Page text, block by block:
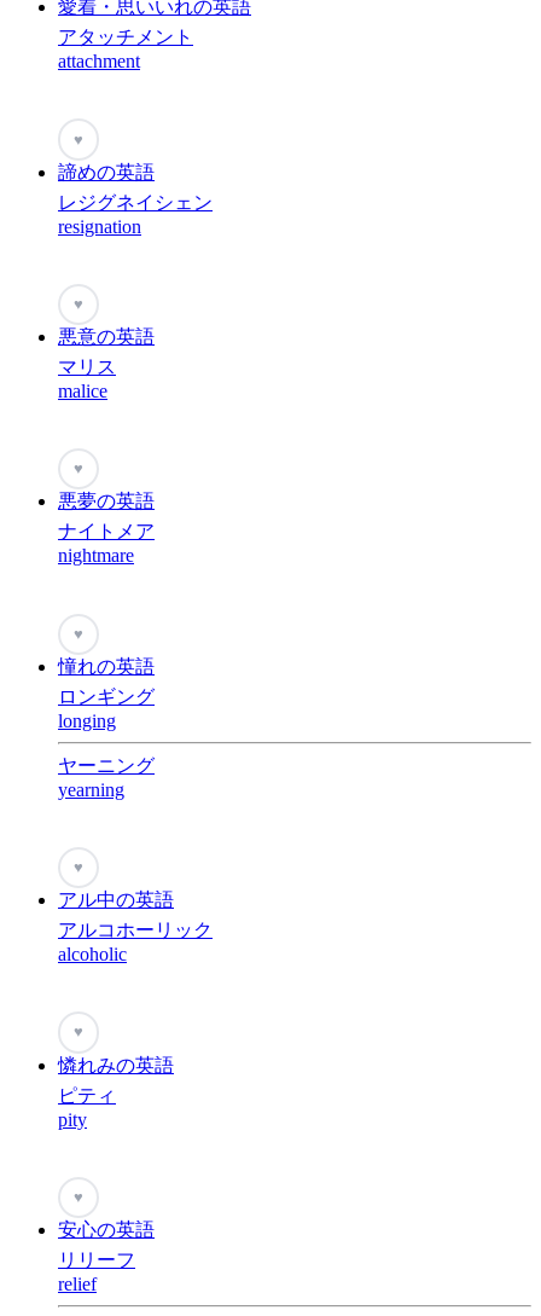
愛着・思いいれの英語
アタッチメント
attachment
♥
諦めの英語
レジグネイシェン
resignation
♥
悪意の英語
マリス
malice
♥
悪夢の英語
ナイトメア
nightmare
♥
憧れの英語
ロンギング
longing
ヤーニング
yearning
♥
アル中の英語
アルコホーリック
alcoholic
♥
憐れみの英語
ピティ
pity
♥
安心の英語
リリーフ
relief